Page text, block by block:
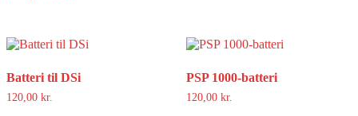
Batteri til DSi
120,00 kr.
PSP 1000-batteri
120,00 kr.